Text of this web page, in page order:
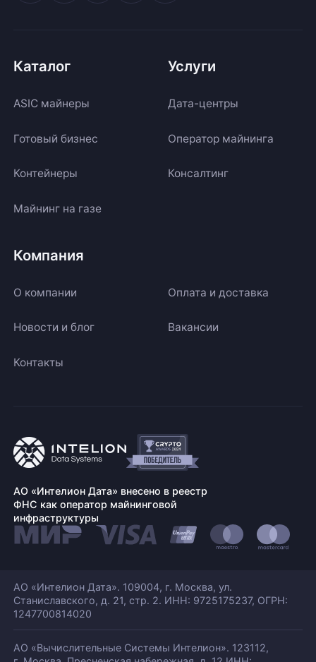
Каталог
ASIC майнеры
Готовый бизнес
Контейнеры
Майнинг на газе
Услуги
Дата-центры
Оператор майнинга
Консалтинг
Компания
О компании Оплата и доставка
Новости и блог Вакансии
Контакты
АО «Интелион Дата» внесено в реестр
ФНС как оператор майнинговой
инфраструктуры
АО «Интелион Дата». 109004, г. Москва, ул.
Станиславского, д. 21, стр. 2. ИНН: 9725175237, ОГРН:
1247700814020
АО «Вычислительные Системы Интелион». 123112,